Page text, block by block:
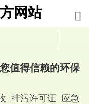
网站
值得信赖的环保
排污许可证 应急